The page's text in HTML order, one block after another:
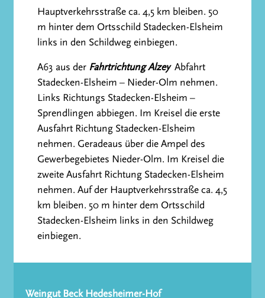
Hauptverkehrsstraße ca. 4,5 km bleiben. 50
m hinter dem Ortsschild Stadecken-Elsheim
links in den Schildweg einbiegen.
A63 aus der Fahrtrichtung Alzey Abfahrt
Stadecken-Elsheim – Nieder-Olm nehmen.
Links Richtungs Stadecken-Elsheim –
Sprendlingen abbiegen. Im Kreisel die erste
Ausfahrt Richtung Stadecken-Elsheim
nehmen. Geradeaus über die Ampel des
Gewerbegebietes Nieder-Olm. Im Kreisel die
zweite Ausfahrt Richtung Stadecken-Elsheim
nehmen. Auf der Hauptverkehrsstraße ca. 4,5
km bleiben. 50 m hinter dem Ortsschild
Stadecken-Elsheim links in den Schildweg
einbiegen.
Weingut Beck Hedesheimer-Hof